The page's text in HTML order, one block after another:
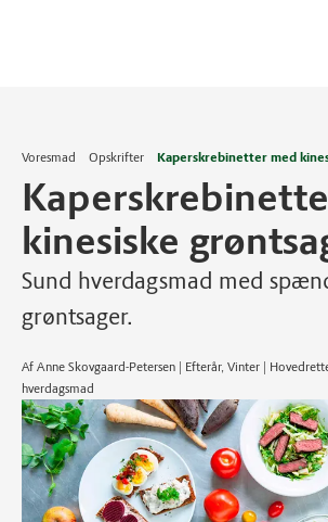
Voresmad Opskrifter Kaperskrebinetter med
kinesiske
Sund hverdagsmad med
grøntsager.
Af Anne Skovgaard-Petersen | Efterår, Vinter |
hverdagsmad